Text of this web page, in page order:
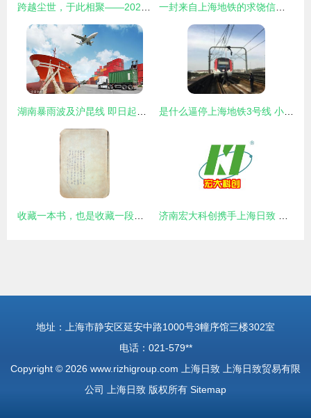
地址：上海市静安区延安中路1000号3幢序馆三楼302室
电话：021-579**
Copyright © 2026 www.rizhigroup.com 上海日致
上海日致贸易有限
公司
上海日致 版权所有 Sitemap